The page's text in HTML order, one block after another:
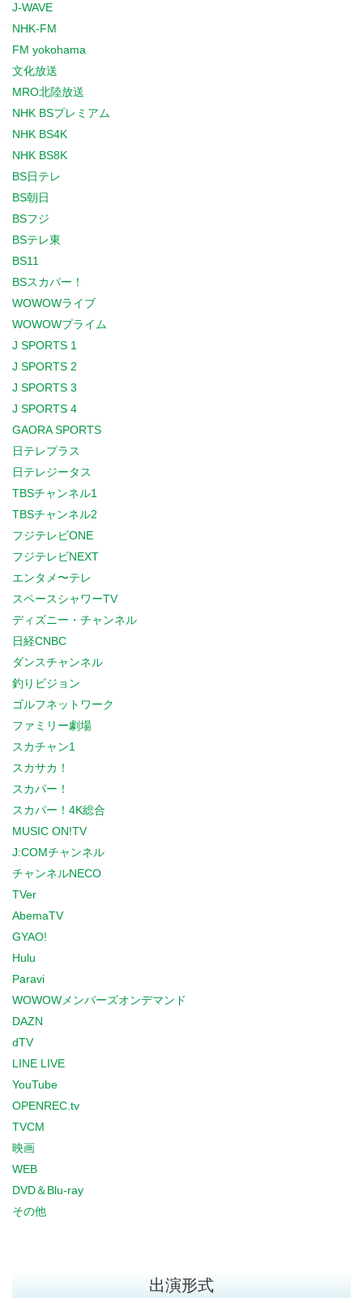
J-WAVE
NHK-FM
FM yokohama
文化放送
MRO北陸放送
NHK BSプレミアム
NHK BS4K
NHK BS8K
BS日テレ
BS朝日
BSフジ
BSテレ東
BS11
BSスカパー！
WOWOWライブ
WOWOWプライム
J SPORTS 1
J SPORTS 2
J SPORTS 3
J SPORTS 4
GAORA SPORTS
日テレプラス
日テレジータス
TBSチャンネル1
TBSチャンネル2
フジテレビONE
フジテレビNEXT
エンタメ〜テレ
スペースシャワーTV
ディズニー・チャンネル
日経CNBC
ダンスチャンネル
釣りビジョン
ゴルフネットワーク
ファミリー劇場
スカチャン1
スカサカ！
スカパー！
スカパー！4K総合
MUSIC ON!TV
J:COMチャンネル
チャンネルNECO
TVer
AbemaTV
GYAO!
Hulu
Paravi
WOWOWメンバーズオンデマンド
DAZN
dTV
LINE LIVE
YouTube
OPENREC.tv
TVCM
映画
WEB
DVD＆Blu-ray
その他
出演形式